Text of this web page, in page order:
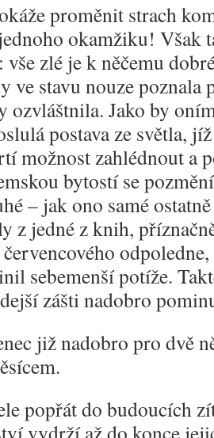
proměnit strach
okamžiku! Však
zlé je k něčemu
ve stavu nouze poznala
ozvláštnila. Jako by
postava ze světla,
možnost zahlédnout a
bytostí se
– jak ono samé
z jedné z knih,
sebemenší potíže.
zášti nadobro
již nadobro pro dvě
popřát do budoucích
vydrží až do konce